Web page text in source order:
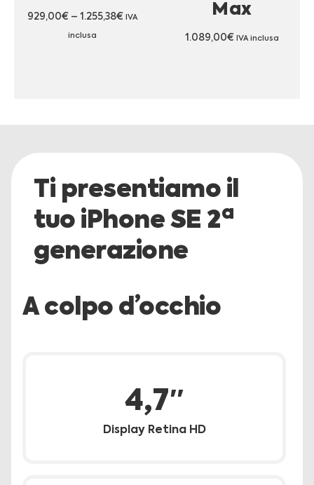
929,00€ – 1.255,38€ IVA
inclusa
Max
1.089,00€ IVA inclusa
Ti presentiamo il
tuo iPhone SE 2a
generazione
A colpo d’occhio
4,7″
Display Retina HD